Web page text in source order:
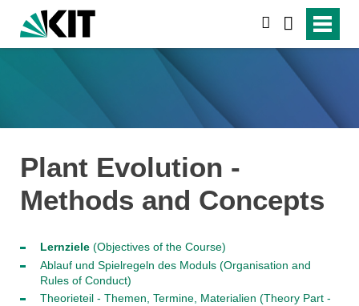
Plant Evolution -
Methods and Concepts
Lernziele (Objectives of the Course)
Ablauf und Spielregeln des Moduls(Organisation and
Rules of Conduct)
Theorieteil - Themen, Termine, Materialien (Theory Part -